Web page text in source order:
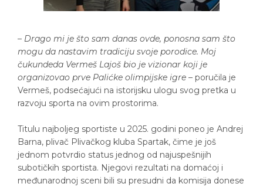
– Drago mi je što sam danas ovde, ponosna sam što
mogu da nastavim tradiciju svoje porodice. Moj
čukundeda Vermeš Lajoš bio je vizionar koji je
organizovao prve Palićke olimpijske igre – poručila je
Vermeš, podsećajući na istorijsku ulogu svog pretka u
razvoju sporta na ovim prostorima.
Titulu najboljeg sportiste u 2025. godini poneo je Andrej
Barna, plivač Plivačkog kluba Spartak, čime je još
jednom potvrdio status jednog od najuspešnijih
subotičkih sportista. Njegovi rezultati na domaćoj i
međunarodnoj sceni bili su presudni da komisija donese